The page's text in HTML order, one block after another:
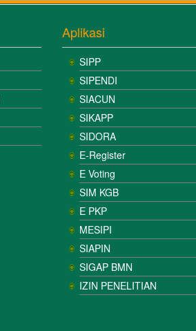
Aplikasi
SIPP
SIPENDI
SIACUN
SIKAPP
SIDORA
E-Register
E Voting
SIM KGB
E PKP
MESIPI
SIAPIN
SIGAP BMN
IZIN PENELITIAN